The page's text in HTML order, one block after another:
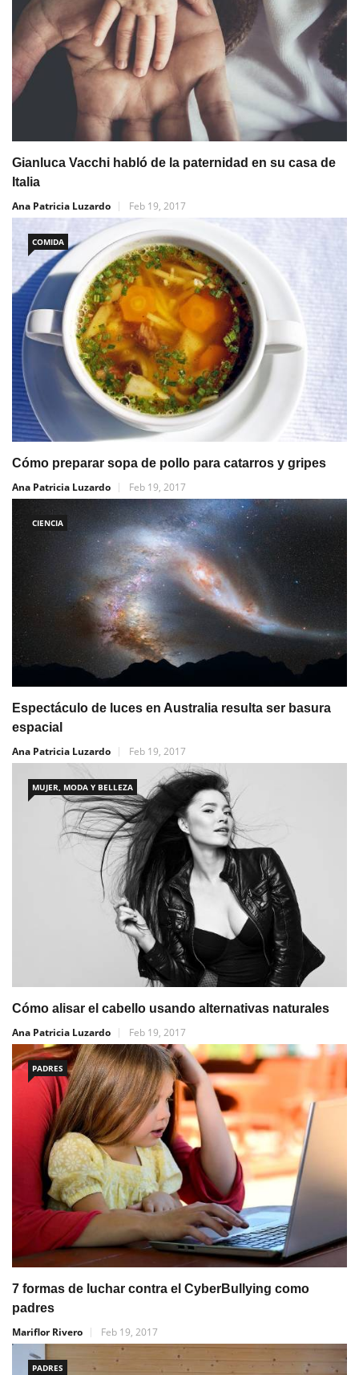
Gianluca Vacchi habló de la paternidad en su casa de
Italia
Ana Patricia Luzardo
Feb 19, 2017
COMIDA
Cómo preparar sopa de pollo para catarros y gripes
Ana Patricia Luzardo
Feb 19, 2017
CIENCIA
Espectáculo de luces en Australia resulta ser basura
espacial
Ana Patricia Luzardo
Feb 19, 2017
MUJER, MODA Y BELLEZA
Cómo alisar el cabello usando alternativas naturales
Ana Patricia Luzardo
Feb 19, 2017
PADRES
7 formas de luchar contra el CyberBullying como
padres
Mariflor Rivero
Feb 19, 2017
PADRES